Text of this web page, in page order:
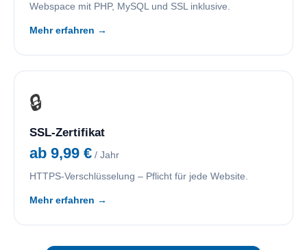
Webspace mit PHP, MySQL und SSL inklusive.
Mehr erfahren →
🔒
SSL-Zertifikat
ab 9,99 € / Jahr
HTTPS-Verschlüsselung – Pflicht für jede Website.
Mehr erfahren →